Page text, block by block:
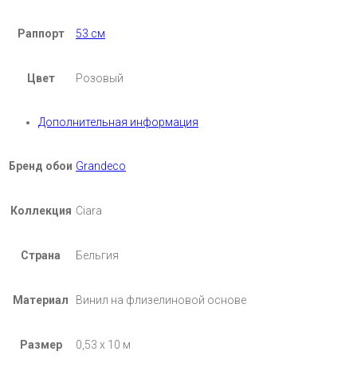
Раппорт 53 см
Цвет Розовый
Дополнительная информация
Бренд обои Grandeco
Коллекция Ciara
Страна Бельгия
Материал Винил на флизелиновой основе
Размер 0,53 х 10 м